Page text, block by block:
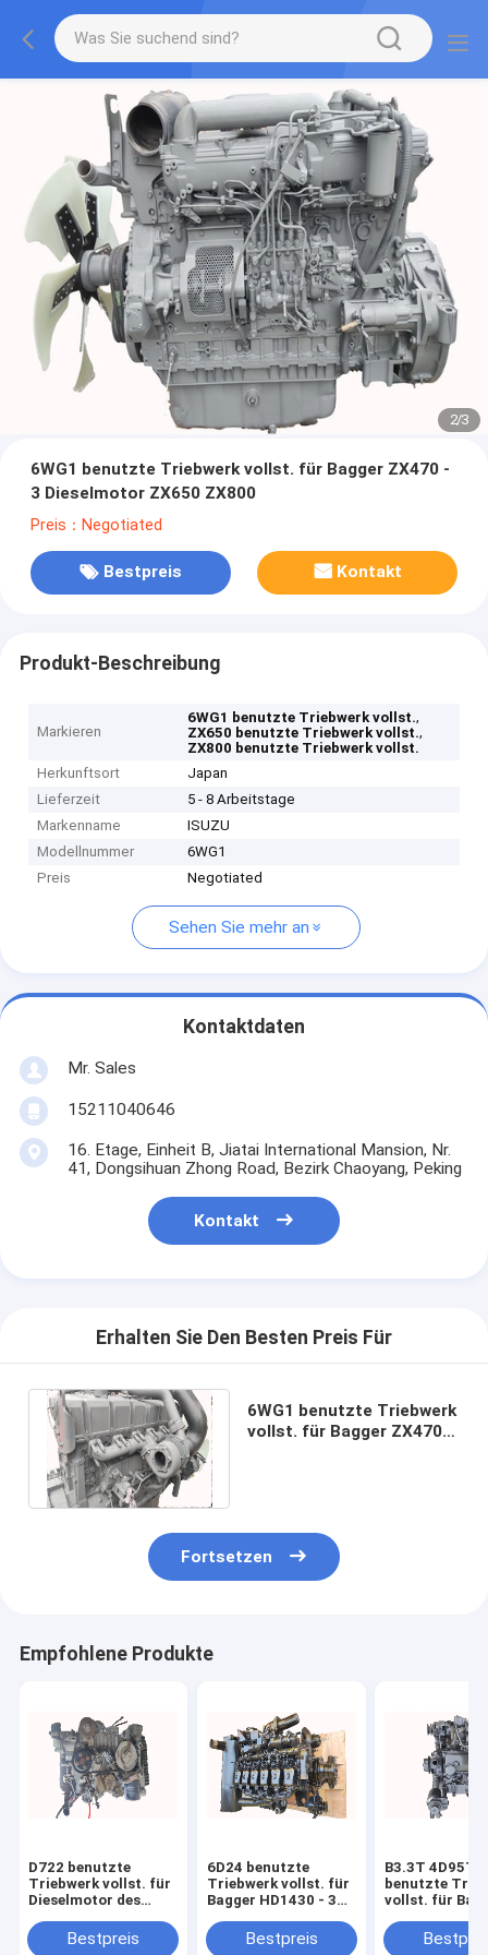
2/3
6WG1 benutzte Triebwerk vollst. für Bagger ZX470 -
3 Dieselmotor ZX650 ZX800
Preis：Negotiated
Bestpreis Kontakt
Produkt-Beschreibung
Markieren
6WG1 benutzte Triebwerk vollst.,
ZX650 benutzte Triebwerk vollst.,
ZX800 benutzte Triebwerk vollst.
Herkunftsort
Japan
Lieferzeit
5 - 8 Arbeitstage
Markenname
ISUZU
Modellnummer
6WG1
Preis
Negotiated
Sehen Sie mehr an
Kontaktdaten
Mr. Sales
15211040646
16. Etage, Einheit B, Jiatai International Mansion, Nr.
41, Dongsihuan Zhong Road, Bezirk Chaoyang, Peking
Kontakt
Erhalten Sie Den Besten Preis Für
6WG1 benutzte Triebwerk
vollst. für Bagger ZX470 -
Fortsetzen
Empfohlene Produkte
D722 benutzte
Triebwerk vollst. für
Dieselmotor des
E27Z
Bestpreis
6D24 benutzte
Triebwerk vollst. für
Bagger HD1430 - 3
HD2045Bestpreis
B3.3T 4D95T
benutzte
vollst. für